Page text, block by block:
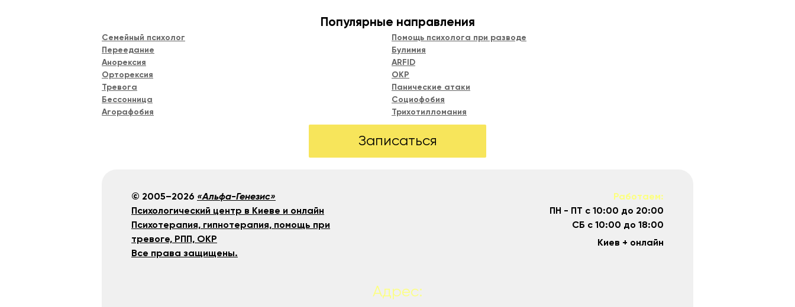
Популярные направления
Семейный психолог
Помощь психолога при разводе
Переедание
Булимия
Анорексия
ARFID
Орторексия
ОКР
Тревога
Панические атаки
Бессонница
Социофобия
Агорафобия
Трихотилломания
Записаться
© 2005–2026 «Альфа-Генезис»
Психологический центр в Киеве и онлайн
Психотерапия, гипнотерапия, помощь при
тревоге, РПП, ОКР
Все права защищены.
Работаем:
ПН - ПТ с 10:00 до 20:00
СБ с 10:00 до 18:00
Киев + онлайн
Адрес: